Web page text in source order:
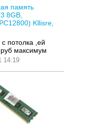
память
8GB,
Kllisre,
потолка ,ей
максимум
14:19